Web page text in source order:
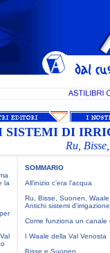
SISTEMI DI
Ru,
la
SOMMARIO
All'inizio c'era l'acqua
Ru, Bisse, Suonen, Waale
Antichi sistemi
Come funziona un canale
I Waale della Val Venosta
Bisse e Suonen